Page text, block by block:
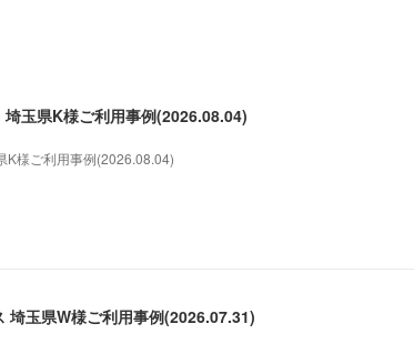
玉県K様ご利用事例(2026.08.04)
K様ご利用事例(2026.08.04)
埼玉県W様ご利用事例(2026.07.31)